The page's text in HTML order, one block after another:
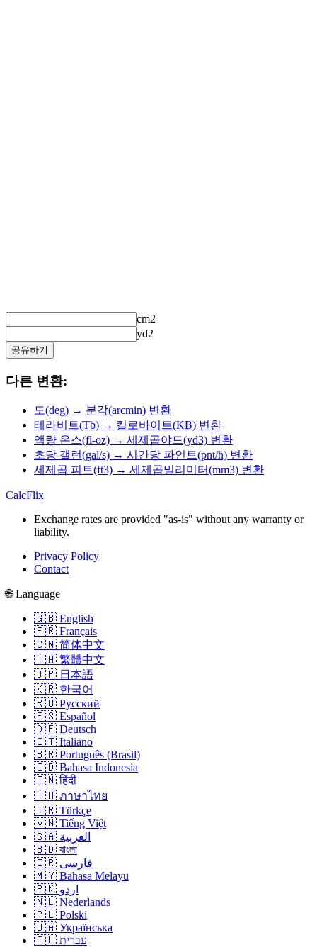
cm2
yd2
공유하기
다른 변환:
도(deg) → 분각(arcmin) 변환
테라비트(Tb) → 킬로바이트(KB) 변환
액량 온스(fl-oz) → 세제곱야드(yd3) 변환
초당 갤런(gal/s) → 시간당 파인트(pnt/h) 변환
세제곱 피트(ft3) → 세제곱밀리미터(mm3) 변환
CalcFlix
Exchange rates are provided "as-is" without any warranty or
liability.
Privacy Policy
Contact
🌐 Language
🇬🇧 English
🇫🇷 Français
🇨🇳 简体中文
🇹🇼 繁體中文
🇯🇵 日本語
🇰🇷 한국어
🇷🇺 Русский
🇪🇸 Español
🇩🇪 Deutsch
🇮🇹 Italiano
🇧🇷 Português (Brasil)
🇮🇩 Bahasa Indonesia
🇮🇳 हिंदी
🇹🇭 ภาษาไทย
🇹🇷 Türkçe
🇻🇳 Tiếng Việt
🇸🇦 العربية
🇧🇩 বাংলা
🇮🇷 فارسی
🇲🇾 Bahasa Melayu
🇵🇰 اردو
🇳🇱 Nederlands
🇵🇱 Polski
🇺🇦 Українська
🇮🇱 עברית